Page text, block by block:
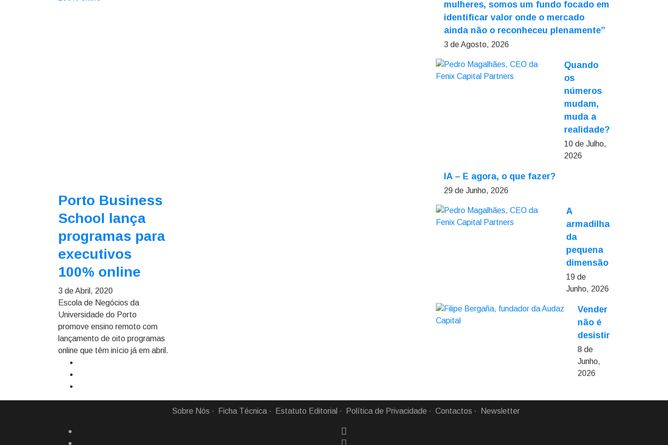
Porto Business
School lança
programas para
executivos
100% online
3 de Abril, 2020
Escola de Negócios da
Universidade do Porto
promove ensino remoto com
lançamento de oito programas
online que têm início já em abril.
mulheres, somos um fundo focado em
identificar valor onde o mercado
ainda não o reconheceu plenamente”
3 de Agosto, 2026
Quando
os
números
mudam,
muda a
realidade?
10 de Julho,
2026
IA – E agora, o que fazer?
29 de Junho, 2026
A
armadilha
da
pequena
dimensão
19 de
Junho, 2026
Vender
não é
desistir
8 de
Junho,
2026
Sobre Nós Ficha Técnica Estatuto Editorial Política de Privacidade Contactos Newsletter